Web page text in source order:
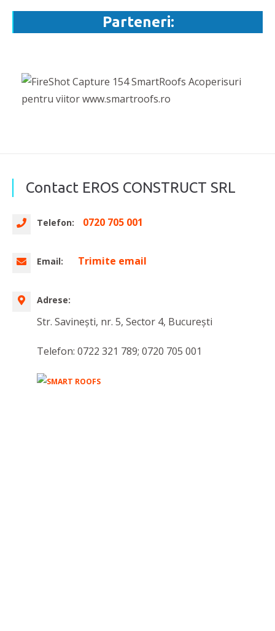
Parteneri:
Contact EROS CONSTRUCT SRL
Telefon: 0720 705 001
Email: Trimite email
Adrese:
Str. Savinești, nr. 5, Sector 4, București
Telefon: 0722 321 789; 0720 705 001